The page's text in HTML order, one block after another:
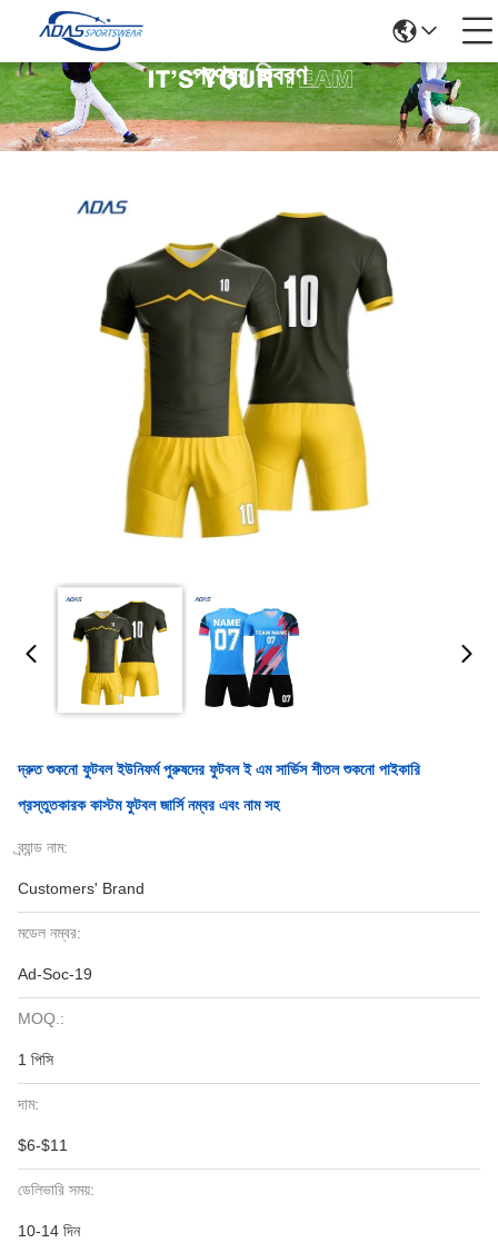
পণ্যের বিবরণ
দ্রুত শুকনো ফুটবল ইউনিফর্ম পুরুষদের ফুটবল ই এম সার্ভিস শীতল শুকনো পাইকারি
প্রস্তুতকারক কাস্টম ফুটবল জার্সি নম্বর এবং নাম সহ
ব্র্যান্ড নাম:
Customers' Brand
মডেল নম্বর:
Ad-Soc-19
MOQ.:
1 পিসি
দাম:
$6-$11
ডেলিভারি সময়:
10-14 দিন